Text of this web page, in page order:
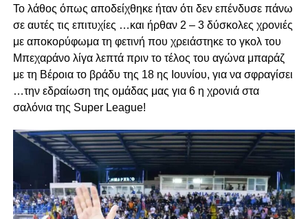
Το λάθος όπως αποδείχθηκε ήταν ότι δεν επένδυσε πάνω
σε αυτές τις επιτυχίες …και ήρθαν 2 – 3 δύσκολες χρονιές
με αποκορύφωμα τη φετινή που χρειάστηκε το γκολ του
Μπεχαράνο λίγα λεπτά πριν το τέλος του αγώνα μπαράζ
με τη Βέροια το βράδυ της 18 ης Ιουνίου, για να σφραγίσει
…την εδραίωση της ομάδας μας για 6 η χρονιά στα
σαλόνια της Super League!